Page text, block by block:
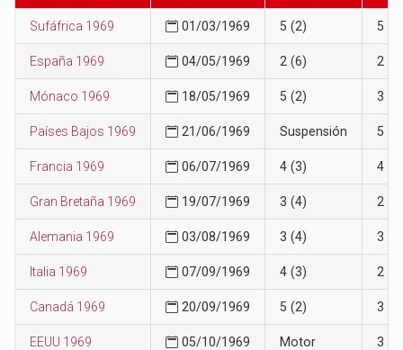
Sufáfrica 1969 01/03/1969 5 (2) 5
España 1969 04/05/1969 2 (6) 2
Mónaco 1969 18/05/1969 5 (2) 3
Países Bajos 1969 21/06/1969 Suspensión 5
Francia 1969 06/07/1969 4 (3) 4
Gran Bretaña 1969 19/07/1969 3 (4) 2
Alemania 1969 03/08/1969 3 (4) 3
Italia 1969 07/09/1969 4 (3) 2
Canadá 1969 20/09/1969 5 (2) 3
EEUU 1969 05/10/1969 Motor 3